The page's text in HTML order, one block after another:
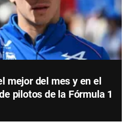
mejor del mes y en el
pilotos de la Fórmula 1